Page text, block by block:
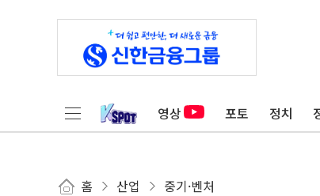
영상 포토 정치
홈 산업 중기·벤처